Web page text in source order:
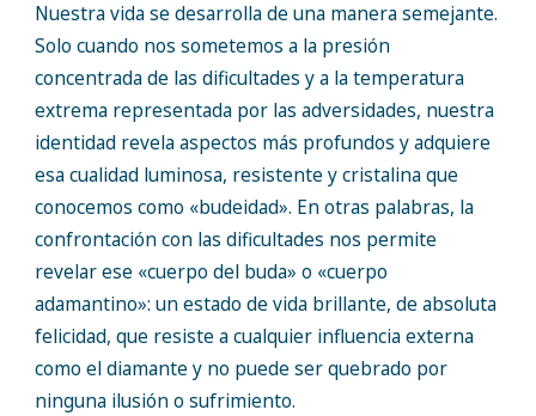
Nuestra vida se desarrolla de una manera semejante.
Solo cuando nos sometemos a la presión
concentrada de las dificultades y a la temperatura
extrema representada por las adversidades, nuestra
identidad revela aspectos más profundos y adquiere
esa cualidad luminosa, resistente y cristalina que
conocemos como «budeidad». En otras palabras, la
confrontación con las dificultades nos permite
revelar ese «cuerpo del buda» o «cuerpo
adamantino»: un estado de vida brillante, de absoluta
felicidad, que resiste a cualquier influencia externa
como el diamante y no puede ser quebrado por
ninguna ilusión o sufrimiento.